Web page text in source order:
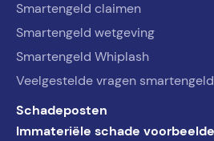
Smartengeld claimen
Smartengeld wetgeving
Smartengeld Whiplash
Veelgestelde vragen smartengeld
Schadeposten
Immateriële schade